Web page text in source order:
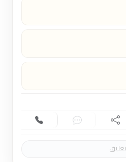
مشاركة دردشة اتصال